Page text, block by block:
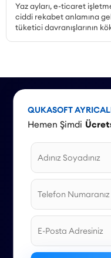
Yaz ayları, e-ticaret
ciddi rekabet anlamına
tüketici davranışlarının
Haziran, Temmuz ve
ve stratejilerle 2026 yaz
QUKASOFT
Hemen Şimdi